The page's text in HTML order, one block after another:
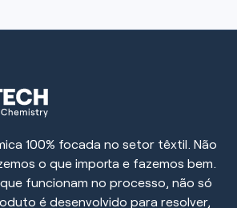
100% focada no setor têxtil. Não
o que importa e fazemos bem.
funcionam no processo, não só
é desenvolvido para resolver,